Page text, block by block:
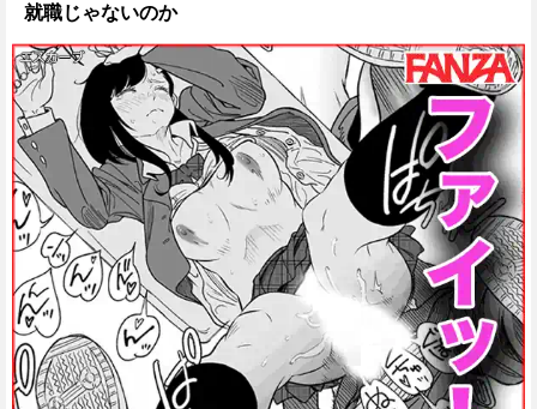
就職じゃないのか